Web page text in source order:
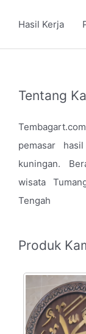
Hasil Kerja
Tentang
pemasar
kuningan.
wisata
Tengah
Produk